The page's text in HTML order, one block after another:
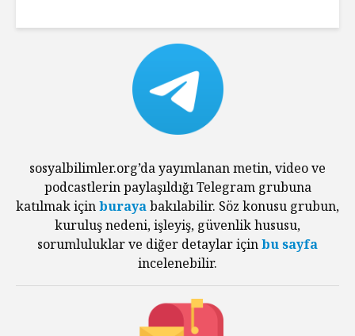
sosyalbilimler.org’da yayımlanan metin, video ve
podcastlerin paylaşıldığı Telegram grubuna
katılmak içinburayabakılabilir. Söz konusu grubun,
kuruluş nedeni, işleyiş, güvenlik hususu,
sorumluluklar ve diğer detaylar içinbu sayfa
incelenebilir.